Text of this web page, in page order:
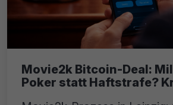
Movie2k Bitcoin-Deal:
Poker statt Haftstrafe?